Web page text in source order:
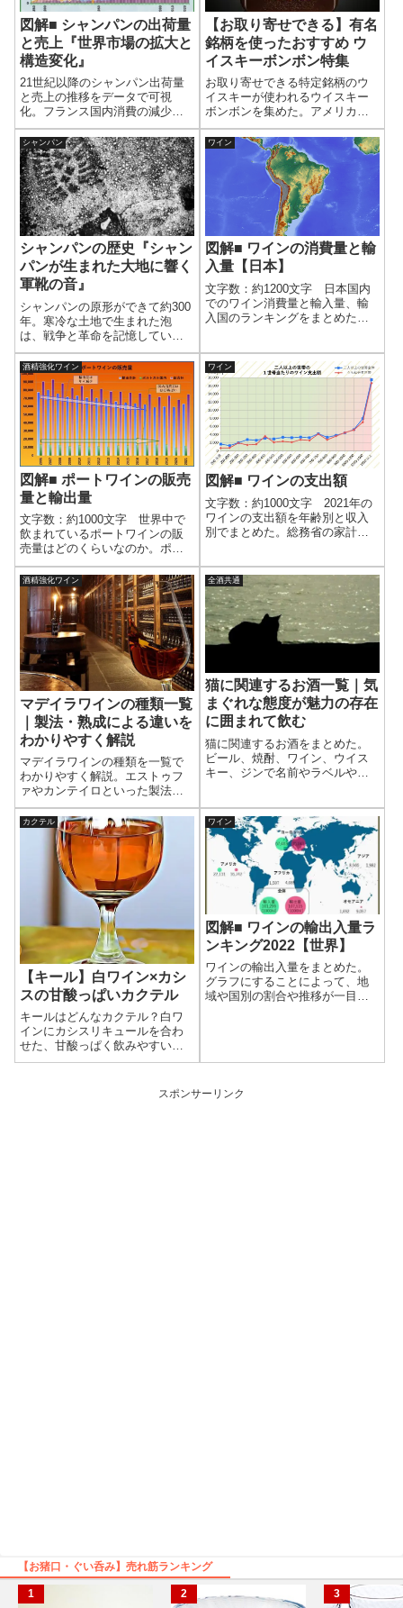
図解■ シャンパンの出荷量
と売上『世界市場の拡大と
構造変化』
21世紀以降のシャンパン出荷量
と売上の推移をデータで可視
化。フランス国内消費の減少と
輸出拡大、1本あたり売上の上昇
から読み解く世界市場の構造変
化を解説する。グラフを眺める
ことによってシャンパンの今後
の展開が見えてくるだろう。
【お取り寄せできる】有名
銘柄を使ったおすすめ ウ
イスキーボンボン特集
お取り寄せできる特定銘柄のウ
イスキーが使われるウイスキー
ボンボンを集めた。アメリカ
ン、スコッチ、カナディアン、
ジャパニーズのウイスキーが使
われており、意外と多い。ウイ
スキーボンボン以外にもチョコ
レート系のお菓子に使われる特
定銘柄のウイスキーも調べた。
逆にお取り寄せできないものも
少し紹介している。
シャンパン
シャンパンの歴史『シャン
パンが生まれた大地に響く
軍靴の音』
シャンパンの原形ができて約300
年。寒冷な土地で生まれた泡
は、戦争と革命を記憶してい
る。シャンパーニュ地方とシャ
ンパンの歩みを、年表とともに
辿る。関連する人物はフランク
王国初代国王クローヴィス、ジ
ャンヌ・ダルク、ドン・ペリニ
ヨン、ナポレオンなどなど。
ワイン
図解■ ワインの消費量と輸
入量【日本】
文字数：約1200文字 日本国内
でのワイン消費量と輸入量、輸
入国のランキングをまとめた。●
ータを基にした。 国内のワイ
ン消費量はここ数年横ばいだ
が、国産品は増加している。
1994年に輸...
酒精強化ワイン
図解■ ポートワインの販売
量と輸出量
文字数：約1000文字 世界中で
飲まれているポートワインの販
売量はどのくらいなのか。ポー
トワインのの生産国であるポル
トガルの公的機関ドウロ･ポート
ワイン協会(IVDP：Instituto dos
Vinhos do Douro e do P...
ワイン
図解■ ワインの支出額
文字数：約1000文字 2021年の
ワインの支出額を年齢別と収入
別でまとめた。総務省の家計調
どの年齢でも勤労者世帯のほう
が全体よりも支出額が多い。家
計調査の説明では、勤労者以外
の世帯...
酒精強化ワイン
マデイラワインの種類一覧
｜製法・熟成による違いを
わかりやすく解説
マデイラワインの種類を一覧で
わかりやすく解説。エストゥフ
ァやカンテイロといった製法の
違いから、レゼルバやフラスケ
イラなど熟成による分類まで、
それぞれの特徴や味わいの違い
を紹介。
全酒共通
猫に関連するお酒一覧｜気
まぐれな態度が魅力の存在
に囲まれて飲む
猫に関連するお酒をまとめた。
ビール、焼酎、ワイン、ウイス
キー、ジンで名前やラベルや逸
もいる。そんな猫たちに囲まれ
てお酒を飲むのも良いだろう。
カクテル
【キール】白ワイン×カシ
スの甘酸っぱいカクテル
キールはどんなカクテル？白ワ
インにカシスリキュールを合わ
せた、甘酸っぱく飲みやすい味
わいを解説。特徴や度数、カー
ワイン
図解■ ワインの輸出入量ラ
ンキング2022【世界】
ワインの輸出入量をまとめた。
グラフにすることによって、地
域や国別の割合や推移が一目で
スポンサーリンク
【お猪口・ぐい呑み】売れ筋ランキング